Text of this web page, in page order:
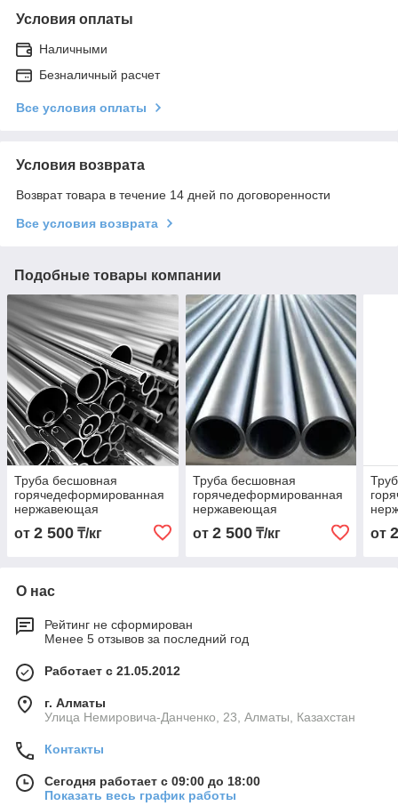
Условия оплаты
Наличными
Безналичный расчет
Все условия оплаты
Условия возврата
Возврат товара в течение 14 дней по договоренности
Все условия возврата
Подобные товары компании
Труба бесшовная
горячедеформированная
нержавеющая
18х3,0х6000 Марка
03Х17Н14М3
от 2 500 ₸/кг
Труба бесшовная
горячедеформированная
нержавеющая
89х4,0х6000 Марка
03Х17Н14М3
от 2 500₸/кг от
О нас
Рейтинг не сформирован
Менее 5 отзывов за последний год
Работает с 21.05.2012
г. Алматы
Улица Немировича-Данченко, 23, Алматы, Казахстан
Контакты
Сегодня работает с 09:00 до 18:00
Показать весь график работы